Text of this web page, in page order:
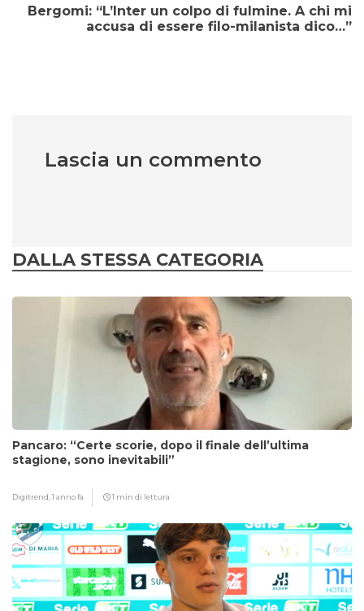
Bergomi: “L’Inter un colpo di fulmine. A chi mi
accusa di essere filo-milanista dico…”
Lascia un commento
DALLA STESSA CATEGORIA
Pancaro: “Certe scorie, dopo il finale dell’ultima
stagione, sono inevitabili”
Digitrend,1 anno fa 1 min di lettura